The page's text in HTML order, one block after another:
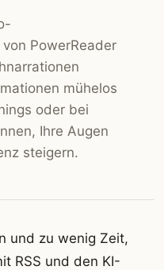
PowerReader
mühelos
oder bei
Ihre Augen
steigern.
und zu wenig Zeit,
RSS und den KI-